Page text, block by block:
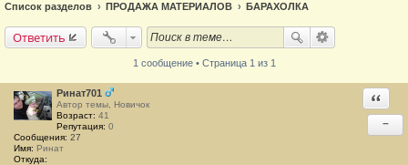
Список разделов ПРОДАЖА МАТЕРИАЛОВ БАРАХОЛКА
Ответить
1 сообщение • Страница 1 из 1
Ринат701
Автор темы, Новичок
Возраст: 41
Репутация: 0
Сообщения: 27
Имя: Ринат
Откуда:
−